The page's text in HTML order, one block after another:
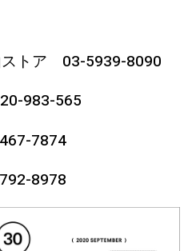
ストア 03-5939-8090
983-565
7874
8978